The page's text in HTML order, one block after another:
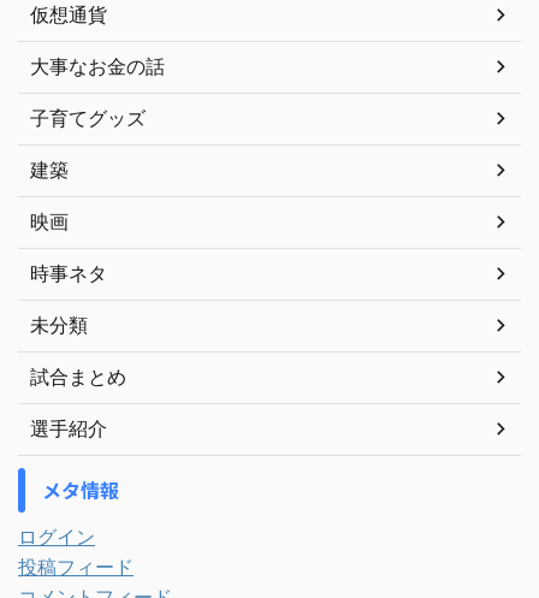
仮想通貨
大事なお金の話
子育てグッズ
建築
映画
時事ネタ
未分類
試合まとめ
選手紹介
メタ情報
ログイン
投稿フィード